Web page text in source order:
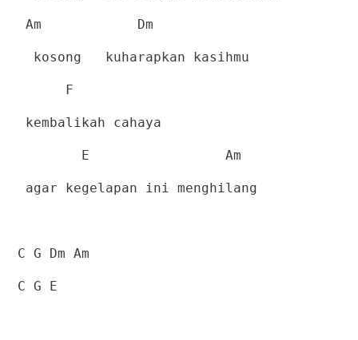
Am Dm
kosong kuharapkan kasihmu
F
kembalikah cahaya
E Am
agar kegelapan ini menghilang
C G Dm Am
C G E